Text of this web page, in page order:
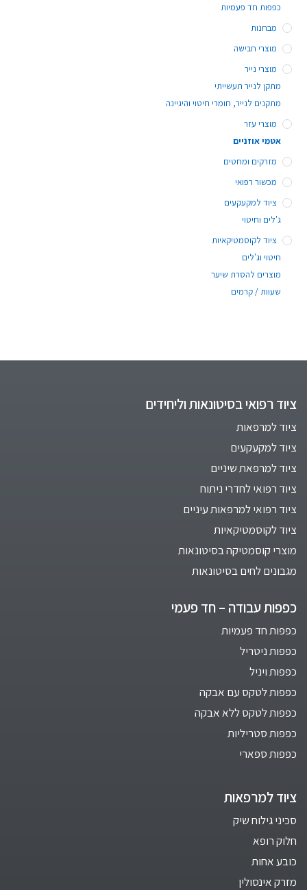
כפפות חד פעמיות
מבחנות
מוצרי חבישה
מוצרי נייר
מתקן לנייר תעשייתי
מתקנים לנייר, חומרי חיטוי והיגיינה
מוצרי עזר
אטמי אוזניים
מזרקים ומחטים
מכשור רפואי
ציוד למקעקעים
ג'לים וחיטוי
ציוד לקוסמטיקאיות
חיטוי וג'לים
מוצרים להסרת שיער
שעוות / קרמים
ציוד רפואי בסיטונאות וליחידים
ציוד למרפאות
ציוד למקעקעים
ציוד למרפאת שיניים
ציוד רפואי לחדרי ניתוח
ציוד רפואי למרפאות עיניים
ציוד לקוסמטיקאיות
מוצרי קוסמטיקה בסיטונאות
מגבונים לחים בסיטונאות
כפפות עבודה – חד פעמי
כפפות חד פעמיות
כפפות ניטריל
כפפות ויניל
כפפות לטקס עם אבקה
כפפות לטקס ללא אבקה
כפפות סטריליות
כפפות ספארי
ציוד למרפאות
סכיני גילוח שיק
חלוק רופא
כובע אחות
מזרק אינסולין